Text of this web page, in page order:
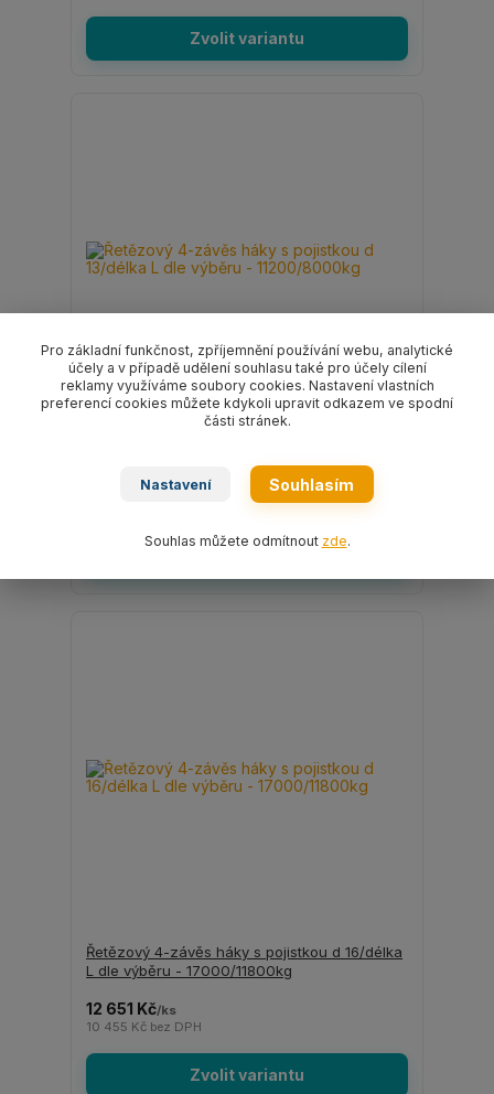
Zvolit variantu
7 872 Kč/ks
Řetězový 4-závěs háky s pojistkou d 16/délka
L dle výběru - 17000/11800kg
12 651 Kč/ks
10 455 Kč bez DPH
Zvolit variantu
Pro základní funkčnost, zpříjemnění používání webu, analytické
účely a v případě udělení souhlasu také pro účely cílení
reklamy využíváme soubory cookies. Nastavení vlastních
preferencí cookies můžete kdykoli upravit odkazem ve spodní
části stránek.
Nastavení Souhlasím
Souhlas můžete odmítnout zde.